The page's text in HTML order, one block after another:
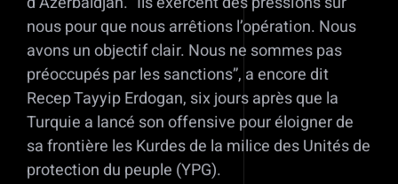
nous pour que nous arrêtions l’opération. Nous
avons un objectif clair. Nous ne sommes pas
préoccupés par les sanctions”, a encore dit
Recep Tayyip Erdogan, six jours après que la
Turquie a lancé son offensive pour éloigner de
sa frontière les Kurdes de la milice des Unités de
protection du peuple (YPG).